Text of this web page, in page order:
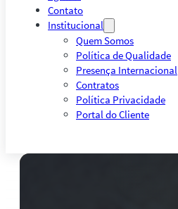
Contato
Institucional
Quem Somos
Política de Qualidade
Presença Internacional
Contratos
Política Privacidade
Portal do Cliente